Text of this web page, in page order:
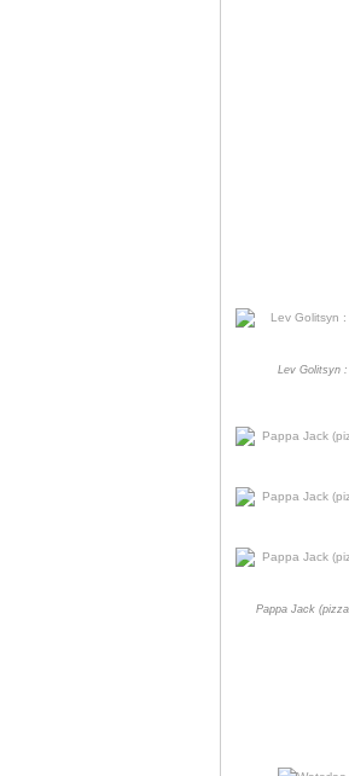
Lev Golitsyn
Pappa Jack